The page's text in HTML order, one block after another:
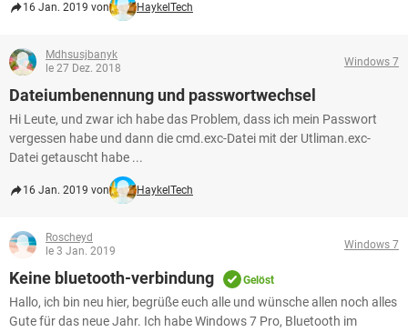
16 Jan. 2019 von HaykelTech
Mdhsusjbanyk
le 27 Dez. 2018
Windows 7
Dateiumbenennung und passwortwechsel
Hi Leute, und zwar ich habe das Problem, dass ich mein Passwort
vergessen habe und dann die cmd.exc-Datei mit der Utliman.exc-
Datei getauscht habe ...
16 Jan. 2019 von HaykelTech
Roscheyd
le 3 Jan. 2019
Windows 7
Keine bluetooth-verbindung Gelöst
Hallo, ich bin neu hier, begrüße euch alle und wünsche allen noch alles
Gute für das neue Jahr. Ich habe Windows 7 Pro, Bluetooth im